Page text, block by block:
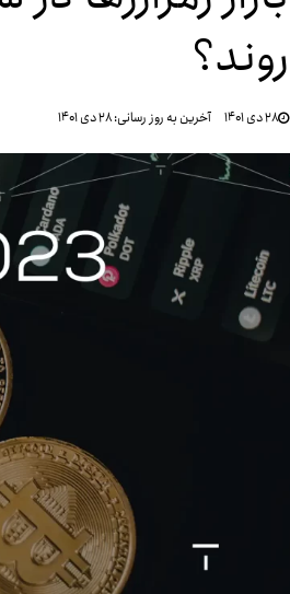
روند؟
۲۸ دی ۱۴۰۱ آخرین به روز رسانی:۲۸ دی ۱۴۰۱